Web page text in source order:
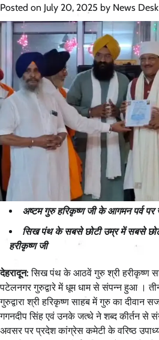
Posted on July 20, 2025 by News Desk
अष्टम गुरु हरिकृष्ण जी के आगमन पर्व पर
सिख पंथ के सबसे छोटी उम्र में सबसे
हरीकृष्ण जी
देहरादून: सिख पंथ के आठवें गुरु श्री हरीकृष्ण
पटेलनगर गुरुद्वारे में धूम धाम से संपन्न हुआ ।
गुरुद्वारा श्री हरिकृष्ण साहब में गुरु का दीवान
गगनदीप सिंह एवं उनके जत्थे ने शब्द कीर्तन से
अवसर पर प्रदेश कांग्रेस कमेटी के वरिष्ठ